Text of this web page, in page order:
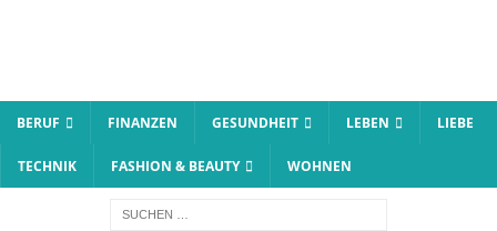
BERUF FINANZEN GESUNDHEIT LEBEN LIEBE
TECHNIK FASHION & BEAUTY WOHNEN